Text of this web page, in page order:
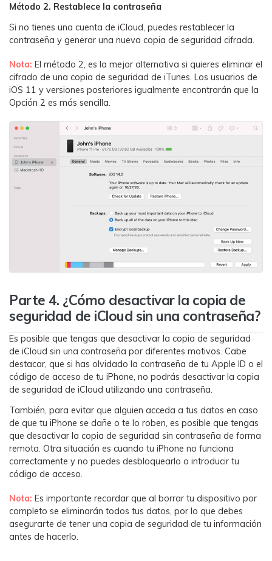
Método 2. Restablece la contraseña
󠀰Si no tienes una cuenta de iCloud, puedes restablecer la
contraseña y generar una nueva copia de seguridad cifrada.󠀲󠀡󠀠󠀥󠀩󠀧󠀣󠀧󠀧󠀳
󠀰Nota: El método 2, es la mejor alternativa si quieres eliminar el
cifrado de una copia de seguridad de iTunes.󠀲󠀡󠀠󠀥󠀩󠀧󠀣󠀧󠀨󠀳󠀰 Los usuarios de
iOS 11 y versiones posteriores igualmente encontrarán que la
Opción 2 es más sencilla.
Parte 4. ¿Cómo desactivar la copia de
seguridad de iCloud sin una contraseña?󠀲󠀡󠀠󠀥󠀩󠀧󠀣󠀡󠀠󠀳
Es posible que tengas que desactivar la copia de seguridad
de iCloud sin una contraseña por diferentes motivos.󠀲󠀡󠀠󠀥󠀩󠀧󠀣󠀨󠀣󠀳󠀰 Cabe
destacar, que si has olvidado la contraseña de tu Apple ID o el
código de acceso de tu iPhone, no podrás desactivar la copia
de seguridad de iCloud utilizando una contraseña.󠀲󠀡󠀠󠀥󠀩󠀧󠀣󠀨󠀤󠀳
󠀰También, para evitar que alguien acceda a tus datos en caso
de que tu iPhone se dañe o te lo roben, es posible que tengas
que desactivar la copia de seguridad sin contraseña de forma
remota.󠀲󠀡󠀠󠀥󠀩󠀧󠀣󠀨󠀥󠀳󠀰 Otra situación es cuando tu iPhone no funciona
correctamente y no puedes desbloquearlo o introducir tu
código de acceso.󠀲󠀡󠀠󠀥󠀩󠀧󠀣󠀨󠀦󠀳
󠀰Nota: Es importante recordar que al borrar tu dispositivo por
completo se eliminarán todos tus datos, por lo que debes
asegurarte de tener una copia de seguridad de tu información
antes de hacerlo.